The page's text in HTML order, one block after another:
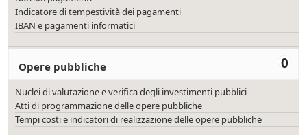
Indicatore di tempestività dei pagamenti
IBAN e pagamenti informatici
0
Opere pubbliche
Nuclei di valutazione e verifica degli investimenti pubblici
Atti di programmazione delle opere pubbliche
Tempi costi e indicatori di realizzazione delle opere pubbliche